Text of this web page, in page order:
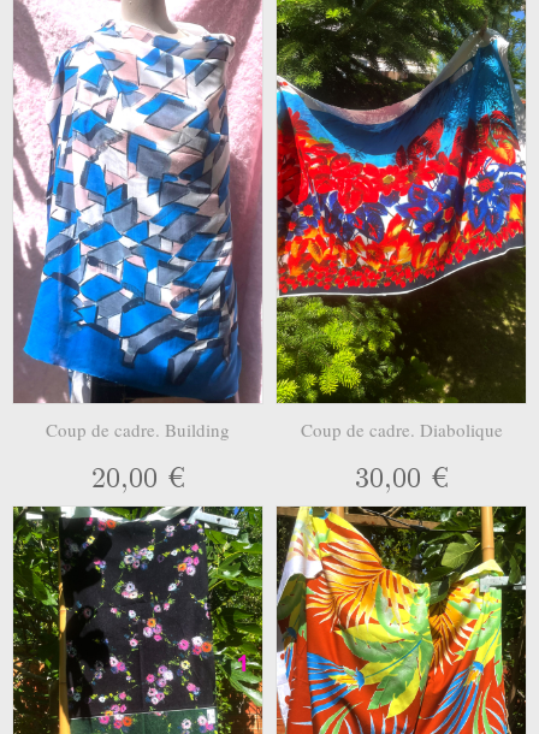
Coup de cadre. Building
20,00 €
Coup de cadre. Diabolique
30,00 €